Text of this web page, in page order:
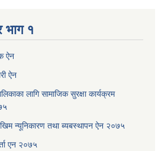
भाग १
ऐन
ऐन
लागि सामाजिक सुरक्षा कार्यक्रम
न्यूनिकारण तथा ब्यबस्थापन ऐन २०७५
एन २०७५